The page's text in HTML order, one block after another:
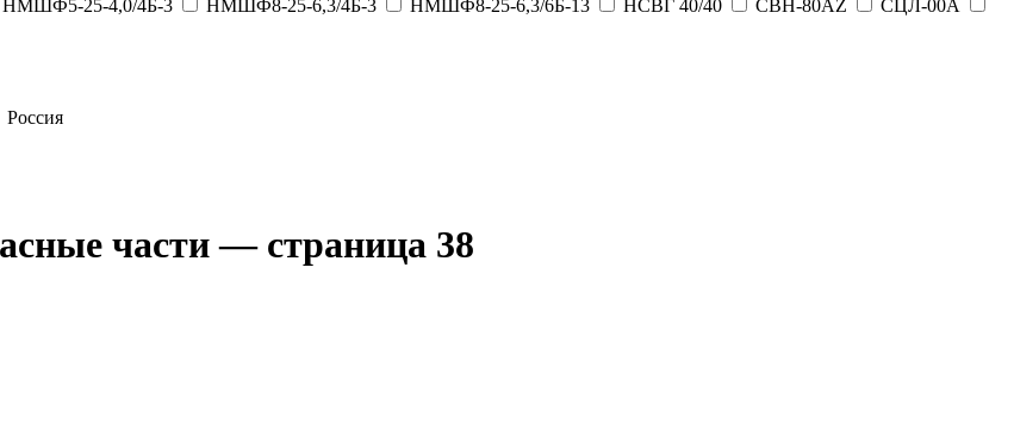
НМШФ5-25-4,0/4Б-3 НМШФ8-25-6,3/4Б-3 НМШФ8-25-6,3/6Б-13 НСВГ 40/40 СВН-80AZ
СЦЛ-00А
Россия
части — страница 38